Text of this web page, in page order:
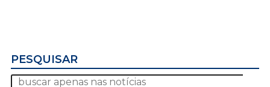
PESQUISAR